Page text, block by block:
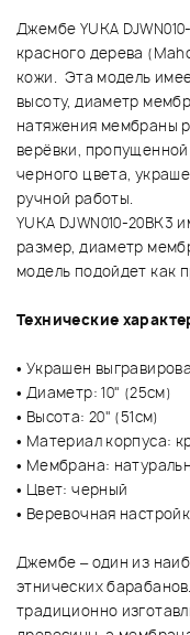
Джембе YUKA
красного дерева
кожи. Эта модель
высоту, диаметр
натяжения мембраны
верёвки,
черного цвета,
ручной работы.
YUKA DJWN010-
размер, диаметр
модель подойдет как
Технические
• Украшен
• Диаметр: 10" (25см)
• Высота: 20" (51см)
• Материал корпуса:
• Мембрана:
• Цвет: черный
• Веревочная
Джембе – один из
этнических
традиционно